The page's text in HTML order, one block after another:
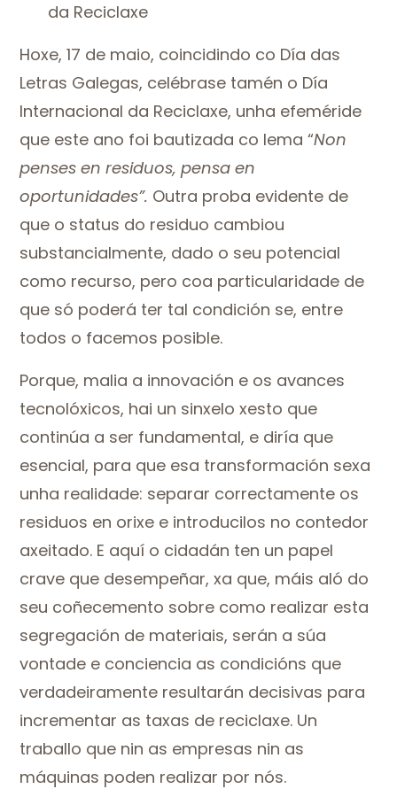
da Reciclaxe
Hoxe, 17 de maio, coincidindo co Día das
Letras Galegas, celébrase tamén o Día
Internacional da Reciclaxe, unha efeméride
que este ano foi bautizada co lema “Non
penses en residuos, pensa en
oportunidades”. Outra proba evidente de
que o status do residuo cambiou
substancialmente, dado o seu potencial
como recurso, pero coa particularidade de
que só poderá ter tal condición se, entre
todos o facemos posible.
Porque, malia a innovación e os avances
tecnolóxicos, hai un sinxelo xesto que
continúa a ser fundamental, e diría que
esencial, para que esa transformación sexa
unha realidade: separar correctamente os
residuos en orixe e introducilos no contedor
axeitado. E aquí o cidadán ten un papel
crave que desempeñar, xa que, máis aló do
seu coñecemento sobre como realizar esta
segregación de materiais, serán a súa
vontade e conciencia as condicións que
verdadeiramente resultarán decisivas para
incrementar as taxas de reciclaxe. Un
traballo que nin as empresas nin as
máquinas poden realizar por nós.